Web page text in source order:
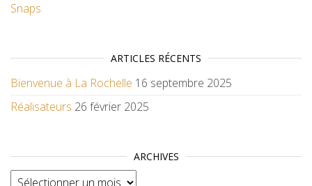
Snaps
ARTICLES RÉCENTS
Bienvenue à La Rochelle 16 septembre 2025
Réalisateurs 26 février 2025
ARCHIVES
Archives